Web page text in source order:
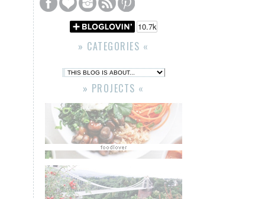
» CATEGORIES «
» PROJECTS «